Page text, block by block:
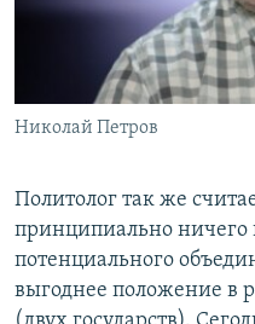
Николай Петров
Политолог так же
принципиально ничего
потенциального
выгоднее положение в